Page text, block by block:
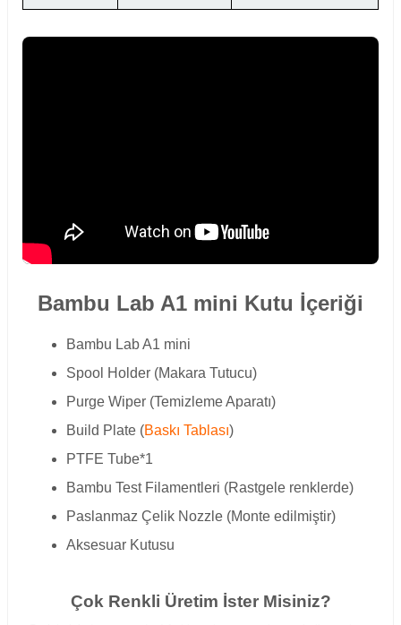
Bambu Lab A1 mini Kutu İçeriği
Bambu Lab A1 mini
Spool Holder (Makara Tutucu)
Purge Wiper (Temizleme Aparatı)
Build Plate (Baskı Tablası)
PTFE Tube*1
Bambu Test Filamentleri (Rastgele renklerde)
Paslanmaz Çelik Nozzle (Monte edilmiştir)
Aksesuar Kutusu
Çok Renkli Üretim İster Misiniz?